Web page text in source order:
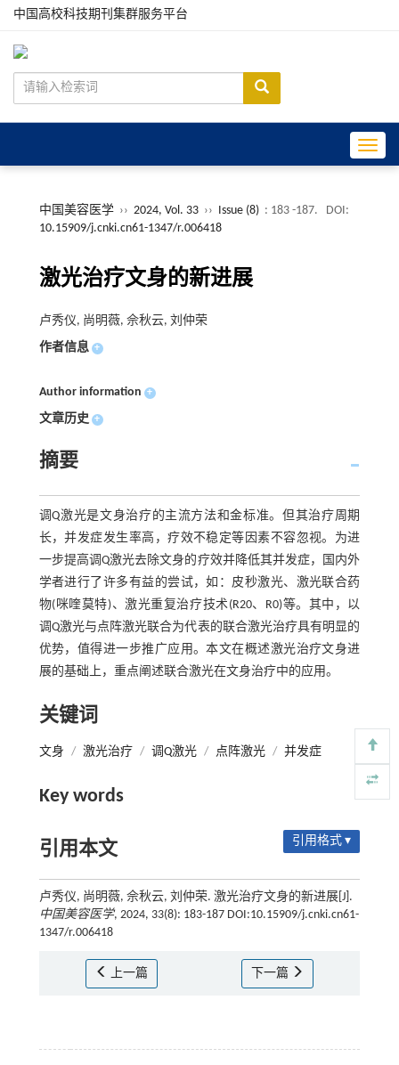
中国高校科技期刊集群服务平台
中国美容医学 ›› 2024, Vol. 33 ›› Issue (8) : 183 -187.
DOI:
10.15909/j.cnki.cn61-1347/r.006418
激光治疗文身的新进展
卢秀仪, 尚明薇, 佘秋云, 刘仲荣
作者信息 +
Author information +
文章历史 +
摘要
调Q激光是文身治疗的主流方法和金标准。但其治疗周期
长，并发症发生率高，疗效不稳定等因素不容忽视。为进
一步提高调Q激光去除文身的疗效并降低其并发症，国内外
学者进行了许多有益的尝试，如：皮秒激光、激光联合药
物(咪喹莫特)、激光重复治疗技术(R20、R0)等。其中，以
调Q激光与点阵激光联合为代表的联合激光治疗具有明显的
优势，值得进一步推广应用。本文在概述激光治疗文身进
展的基础上，重点阐述联合激光在文身治疗中的应用。
关键词
文身 / 激光治疗 / 调Q激光 / 点阵激光 / 并发症
Key words
引用本文 引用格式 ▾
卢秀仪, 尚明薇, 佘秋云, 刘仲荣. 激光治疗文身的新进展[J].
中国美容医学, 2024, 33(8): 183-187 DOI:10.15909/j.cnki.cn61-
1347/r.006418
上一篇 下一篇